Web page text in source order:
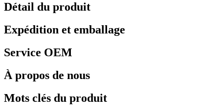
Détail du produit
Expédition et emballage
Service OEM
À propos de nous
Mots clés du produit